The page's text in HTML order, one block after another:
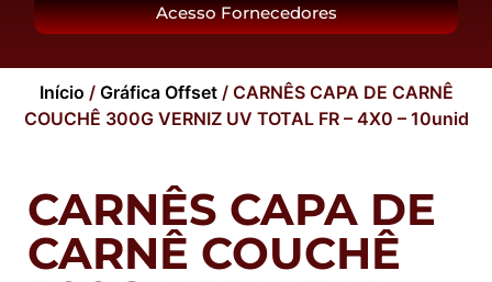
Acesso Fornecedores
Início / Gráfica Offset/ CARNÊS CAPA DE CARNÊ
COUCHÊ 300G VERNIZ UV TOTAL FR – 4X0 – 10unid
CARNÊS CAPA DE
CARNÊ COUCHÊ